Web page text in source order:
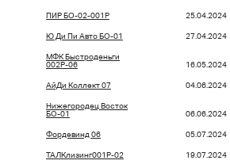
ПИР БО-02-001P 25.04.2024
Ю Ди Пи Авто БО-01 27.04.2024
МФК Быстроденьги
002Р-06
16.05.2024
АйДи Коллект 07 04.06.2024
Нижегородец Восток
БО-01
06.06.2024
Фордевинд 06 05.07.2024
ТАЛКлизинг001P-02 19.07.2024